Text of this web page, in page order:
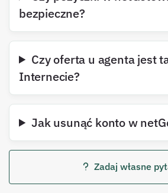
bezpieczne?
Czy oferta u agenta jest
Internecie?
Jak usunąć konto w
Zadaj własne